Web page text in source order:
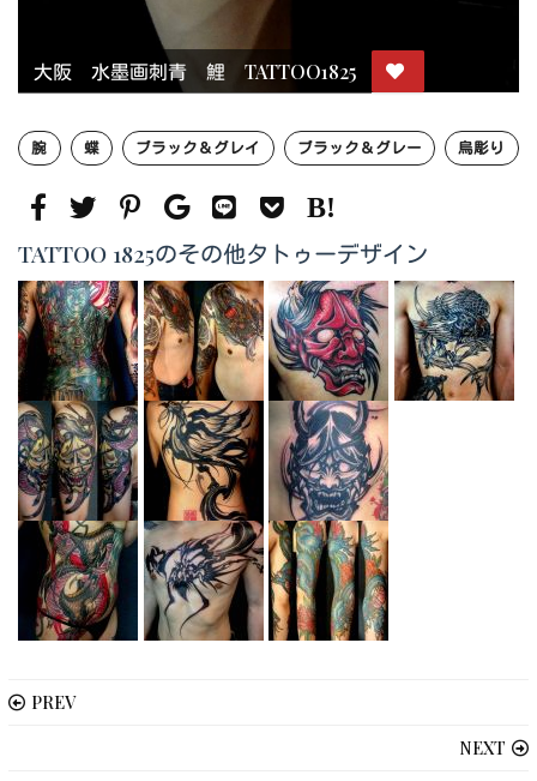
大阪 水墨画刺青 鯉 TATTOO1825
腕 蝶 ブラック＆グレイ ブラック＆グレー 烏彫り
TATTOO 1825のその他タトゥーデザイン
PREV
NEXT